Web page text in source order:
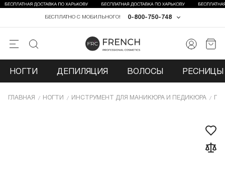
0-800-750-748
БЕСПЛАТНО С МОБИЛЬНОГО!
НОГТИ ДЕПИЛЯЦИЯ ВОЛОСЫ РЕСНИЦЫ
ГЛАВНАЯ НОГТИ ИНCТРУМЕНТ ДЛЯ МАНИКЮРА И ПЕДИКЮРА